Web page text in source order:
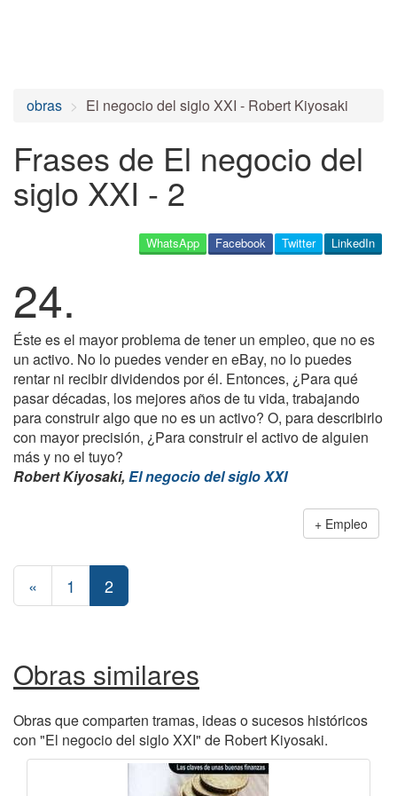
obras El negocio del siglo XXI - Robert Kiyosaki
Frases de El negocio del
siglo XXI - 2
LinkedIn
Twitter
Facebook
WhatsApp
24.
Éste es el mayor problema de tener un empleo, que no es
un activo. No lo puedes vender en eBay, no lo puedes
rentar ni recibir dividendos por él. Entonces, ¿Para qué
pasar décadas, los mejores años de tu vida, trabajando
para construir algo que no es un activo? O, para describirlo
con mayor precisión, ¿Para construir el activo de alguien
más y no el tuyo?
Robert Kiyosaki, El negocio del siglo XXI
Empleo
« 1 2
Obras similares
Obras que comparten tramas, ideas o sucesos históricos
con "El negocio del siglo XXI" de Robert Kiyosaki.